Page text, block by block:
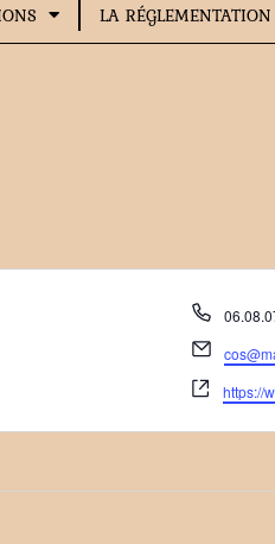
LA RÉGLEMENTATION
Email
Site
web
https://